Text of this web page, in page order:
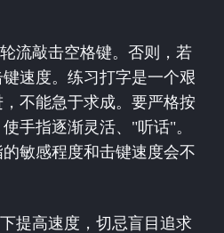
流敲击空格键。否则，若
速度。练习打字是一个艰
不能急于求成。要严格按
手指逐渐灵活、"听话"。
敏感程度和击键速度会不
提高速度，切忌盲目追求